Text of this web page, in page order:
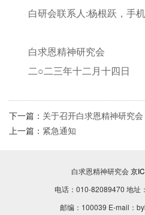
白研会联系人:杨根跃，手
白求恩精神研究会
二○二三年十二月十四日
下一篇： 关于召开白求恩精神研究
上一篇： 紧急通知
白求恩精神研究会京
电话：010-82089470 地址
邮编：100039 E-mail：